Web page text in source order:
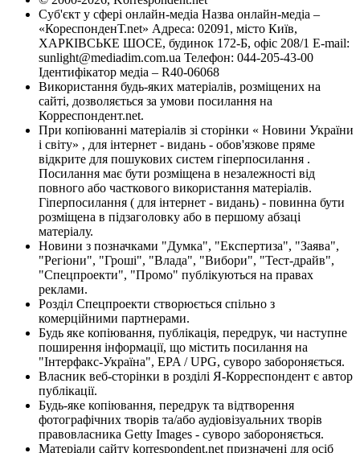
Суб'єкт у сфері онлайн-медіа Назва онлайн-медіа –
«КореспонденТ.net» Адреса: 02091, місто Київ,
ХАРКІВСЬКЕ ШОСЕ, будинок 172-Б, офіс 208/1 E-mail:
sunlight@mediadim.com.ua Телефон: 044-205-43-00
Ідентифікатор медіа – R40-06068
Використання будь-яких матеріалів, розміщених на
сайті, дозволяється за умови посилання на
Корреспондент.net.
При копіюванні матеріалів зі сторінки « Новини України
і світу» , для інтернет - видань - обов'язкове пряме
відкрите для пошукових систем гіперпосилання .
Посилання має бути розміщена в незалежності від
повного або часткового використання матеріалів.
Гіперпосилання ( для інтернет - видань) - повинна бути
розміщена в підзаголовку або в першому абзаці
матеріалу.
Новини з позначками "Думка", "Експертиза", "Заява",
"Регіони", "Гроші", "Влада", "Вибори", "Тест-драйв",
"Спецпроекти", "Промо" публікуються на правах
реклами.
Розділ Спецпроекти створюється спільно з
комерційними партнерами.
Будь яке копіювання, публікація, передрук, чи наступне
поширення інформації, що містить посилання на
"Інтерфакс-Україна", EPA / UPG, суворо забороняється.
Власник веб-сторінки в розділі Я-Корреспондент є автор
публікації.
Будь-яке копіювання, передрук та відтворення
фотографічних творів та/або аудіовізуальних творів
правовласника Getty Images - суворо забороняється.
Матеріали сайту korrespondent.net призначені для осіб